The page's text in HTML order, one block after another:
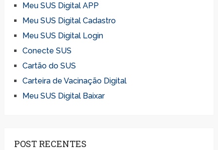
Meu SUS Digital APP
Meu SUS Digital Cadastro
Meu SUS Digital Login
Conecte SUS
Cartão do SUS
Carteira de Vacinação Digital
Meu SUS Digital Baixar
POST RECENTES